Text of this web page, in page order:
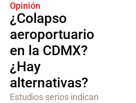
Opinión
¿Colapso
aeroportuario
en la CDMX?
¿Hay
alternativas?
Estudios serios indican